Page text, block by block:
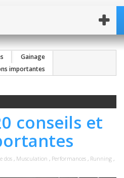
Gainage
importantes
conseils et
dos , Musculation , Performances , Running ,